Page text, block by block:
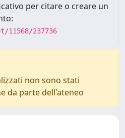
per citare o creare un
237736
non sono stati
da parte dell'ateneo